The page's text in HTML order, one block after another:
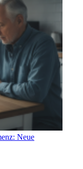
Neue